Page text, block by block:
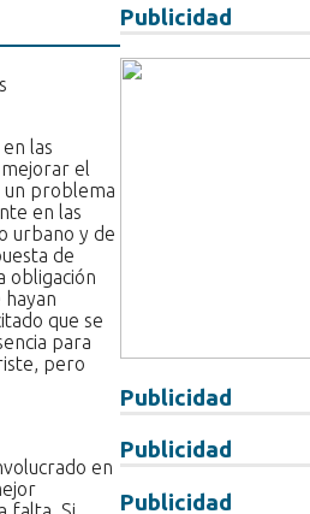
Publicidad
Publicidad
Publicidad
Publicidad
las
el
un problema
en las
urbano y de
de
obligación
que se
para
pero
en